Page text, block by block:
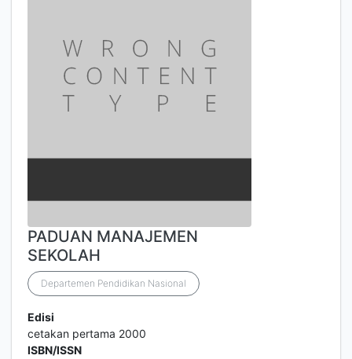
PADUAN MANAJEMEN
SEKOLAH
Departemen Pendidikan Nasional
Edisi
cetakan pertama 2000
ISBN/ISSN